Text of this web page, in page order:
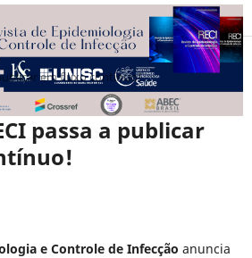
em fluxo contínuo!
passa a publicar
e Controle de Infecção anuncia